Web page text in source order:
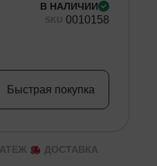
В НАЛИЧИИ
SKU 0010158
Быстрая покупка
ДОСТАВКА